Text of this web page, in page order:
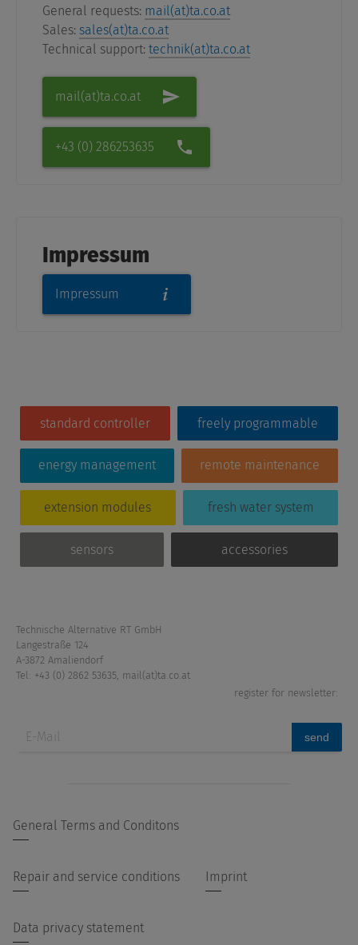
General requests: mail(at)ta.co.at
Sales: sales(at)ta.co.at
Technical support: technik(at)ta.co.at
mail(at)ta.co.at
+43 (0) 286253635
Impressum
Impressum
standard controller freely programmable
energy management remote maintenance
extension modules fresh water system
sensors accessories
Technische Alternative RT GmbH
Langestraße 124
A-3872 Amaliendorf
Tel: +43 (0) 2862 53635, mail(at)ta.co.at
register for newsletter:
send
General Terms and Conditons
Repair and service conditions Imprint
Data privacy statement